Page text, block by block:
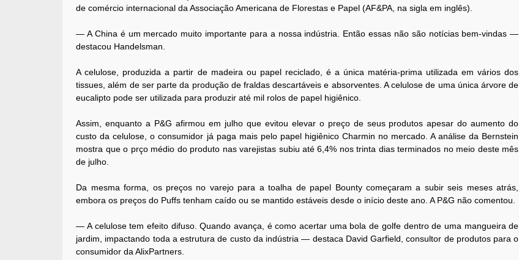
de comércio internacional da Associação Americana de Florestas e Papel (AF&PA, na sigla em inglês).
— A China é um mercado muito importante para a nossa indústria. Então essas não são notícias bem-vindas —
destacou Handelsman.
A celulose, produzida a partir de madeira ou papel reciclado, é a única matéria-prima utilizada em vários dos
tissues, além de ser parte da produção de fraldas descartáveis e absorventes. A celulose de uma única árvore de
eucalipto pode ser utilizada para produzir até mil rolos de papel higiênico.
Assim, enquanto a P&G afirmou em julho que evitou elevar o preço de seus produtos apesar do aumento do
custo da celulose, o consumidor já paga mais pelo papel higiênico Charmin no mercado. A análise da Bernstein
mostra que o prço médio do produto nas varejistas subiu até 6,4% nos trinta dias terminados no meio deste mês
de julho.
Da mesma forma, os preços no varejo para a toalha de papel Bounty começaram a subir seis meses atrás,
embora os preços do Puffs tenham caído ou se mantido estáveis desde o início deste ano. A P&G não comentou.
— A celulose tem efeito difuso. Quando avança, é como acertar uma bola de golfe dentro de uma mangueira de
jardim, impactando toda a estrutura de custo da indústria — destaca David Garfield, consultor de produtos para o
consumidor da AlixPartners.